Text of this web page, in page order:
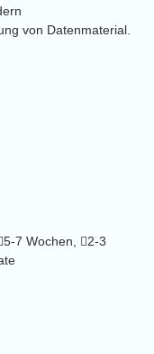
von Datenmaterial.
5-7 Wochen,
2-3